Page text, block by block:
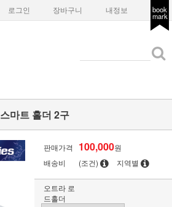
로그인 장바구니 내정보 book
mark
스마트 홀더 2구
판매가격 100,000원
배송비
(조건) 지역별
오트라 로
드홀더